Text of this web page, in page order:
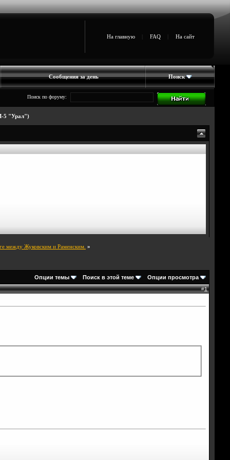
На главную FAQ На сайт
Сообщения за день Поиск
Поиск по форуму:
5 "Урал")
между Жуковским и Раменским. »
Опции темы Поиск в этой теме Опции просмотра
#1